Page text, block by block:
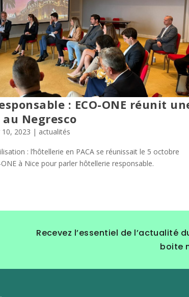
: ECO-ONE réunit
Negresco
2023 | actualités
: l’hôtellerie en PACA se réunissait le 5 octobre
à Nice pour parler hôtellerie responsable.
Recevez l’essentiel de l’actualité
boite